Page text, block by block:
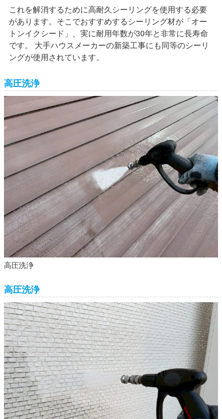
これを解消するために高耐久シーリングを使用する必要
があります。そこでおすすめするシーリング材が「オー
トンイクシード」、実に耐用年数が30年と非常に長寿命
です。 大手ハウスメーカーの新築工事にも同等のシーリ
ングが使用されています。
高圧洗浄
高圧洗浄
高圧洗浄